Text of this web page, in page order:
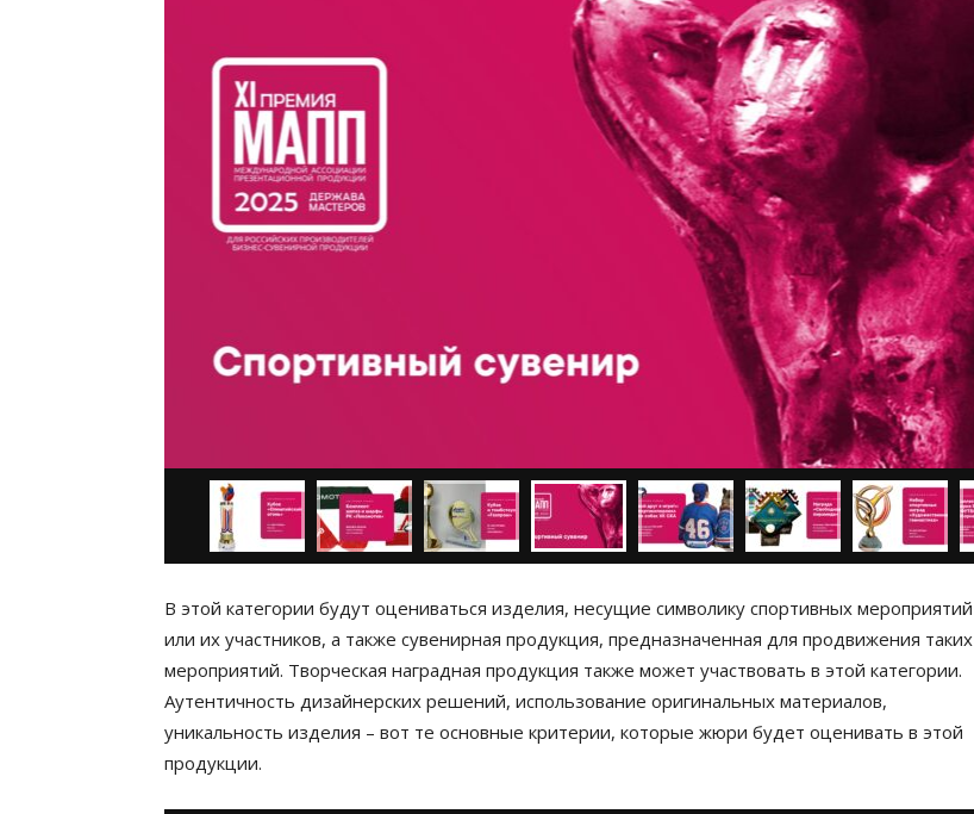
В этой категории будут оцениваться изделия, несущие символику спортивных мероприятий
или их участников, а также сувенирная продукция, предназначенная для продвижения таких
мероприятий. Творческая наградная продукция также может участвовать в этой категории.
Аутентичность дизайнерских решений, использование оригинальных материалов,
уникальность изделия – вот те основные критерии, которые жюри будет оценивать в этой
продукции.